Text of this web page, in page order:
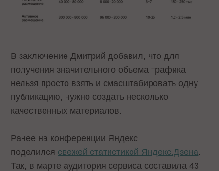
В заключение Дмитрий добавил, что для
получения значительного объема трафика
нельзя просто взять и смасштабировать одну
публикацию, нужно создать несколько
качественных материалов.
Ранее на конференции Яндекс
поделился свежей статистикой Яндекс.Дзена.
Так, в марте аудитория сервиса составила 43